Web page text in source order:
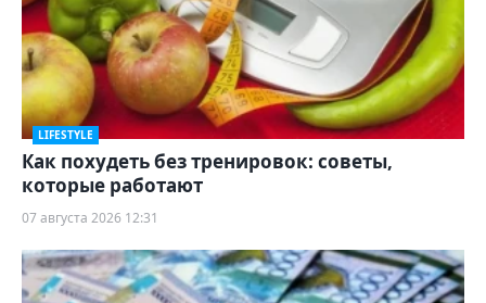
LIFESTYLE
Как похудеть без тренировок: советы,
которые работают
07 августа 2026 12:31